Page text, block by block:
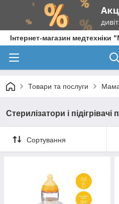
Інтернет-магазин медтехніки
Товари та послуги
Стерилізатори і
Сортування